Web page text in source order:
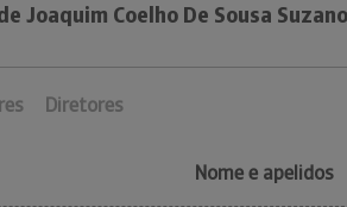
Joaquim Coelho De Sousa
Diretores
Nome e apelidos